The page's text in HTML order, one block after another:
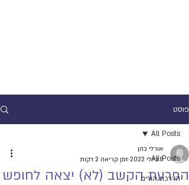
פוסט
All Posts
הדרכת הורים
All Posts
הפרעת הקשב (לא) יצאה לחופש
אורלי כהן
8 ביולי 2022
זמן קריאה 2 דקות